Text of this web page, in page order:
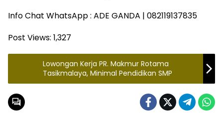
Info Chat WhatsApp : ADE GANDA | 082119137835
Post Views: 1,327
Lowongan Kerja PR. Makmur Rotama
Tasikmalaya, Minimal Pendidikan SMP